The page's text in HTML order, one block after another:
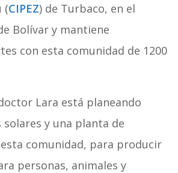
(CIPEZ) de Turbaco, en el
Bolívar y mantiene
con esta comunidad de 1200
Lara está planeando
y una planta de
comunidad, para producir
personas, animales y